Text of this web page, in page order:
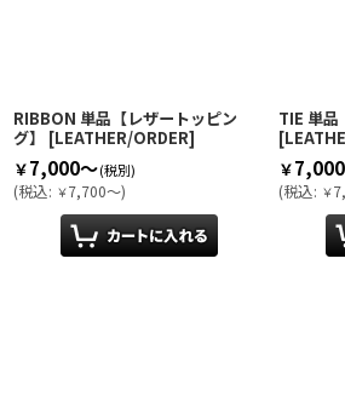
RIBBON 単品【レザートッピン
グ】
[LEATHER/ORDER]
￥7,000～(税別)
(税込: ￥7,700～)
TIE 単品
[
￥
(税込: ￥